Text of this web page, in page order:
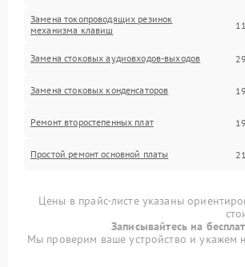
Замена токопроводящих резинок
механизма клавиш
Замена стоковых аудиовходов-выходов
Замена стоковых конденсаторов
Ремонт второстепенных плат
Простой ремонт основной платы
Цены в прайс-листе указаны
Записывайтесь на
Мы проверим ваше устройство и укажем